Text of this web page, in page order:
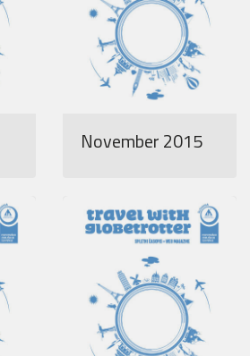
November 2015